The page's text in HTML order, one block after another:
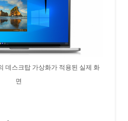
데스크탑 가상화가 적용된 실제 화
면